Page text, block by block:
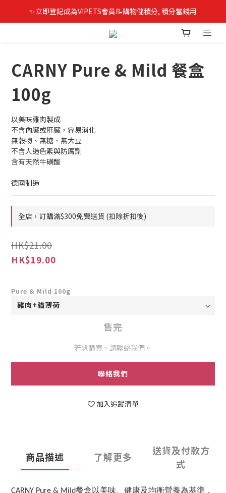
✨立即登記成為VIPETS會員📝購物儲積分, 積分當錢用
CARNY Pure & Mild 餐盒
100g
以美味雞肉製成
不含內臟或肝臟，容易消化
無穀物、無糖、無大豆
不含人造色素與防腐劑
含有天然牛磺酸
德國制造
全店，訂購滿$300免費送貨 (扣除折扣後)
HK$21.00
HK$19.00
Pure & Mild 100g
售完
若想購買，請聯絡我們。
聯絡我們
加入追蹤清單
商品描述 了解更多
送貨及付款方
式
CARNY Pure & Mild餐盒以美味、健康及均衡營養為基準，